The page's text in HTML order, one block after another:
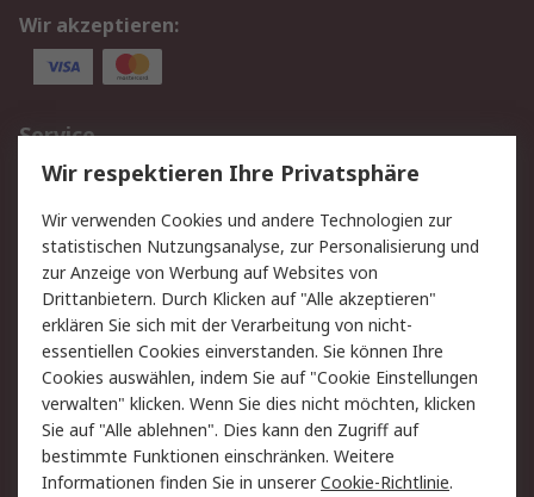
Wir akzeptieren:
Service
Value Added Services
Lieferlösungen
Rücksendungen
Kontakt
Hilfe
Rechtliches
AGB
Datenschutz
Cookie-Richtlinie
Zahlungsbedingungen
Copyright/Impressum
Über RS
Wir respektieren Ihre Privatsphäre
Wir verwenden Cookies und andere Technologien zur
statistischen Nutzungsanalyse, zur Personalisierung und
zur Anzeige von Werbung auf Websites von
Drittanbietern. Durch Klicken auf "Alle akzeptieren"
erklären Sie sich mit der Verarbeitung von nicht-
essentiellen Cookies einverstanden. Sie können Ihre
Cookies auswählen, indem Sie auf "Cookie Einstellungen
verwalten" klicken. Wenn Sie dies nicht möchten, klicken
Sie auf "Alle ablehnen". Dies kann den Zugriff auf
bestimmte Funktionen einschränken. Weitere
Informationen finden Sie in unsererCookie-Richtlinie.